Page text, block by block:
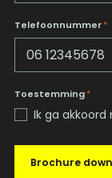
Telefoonnummer*
Toestemming*
Ik ga
Brochure